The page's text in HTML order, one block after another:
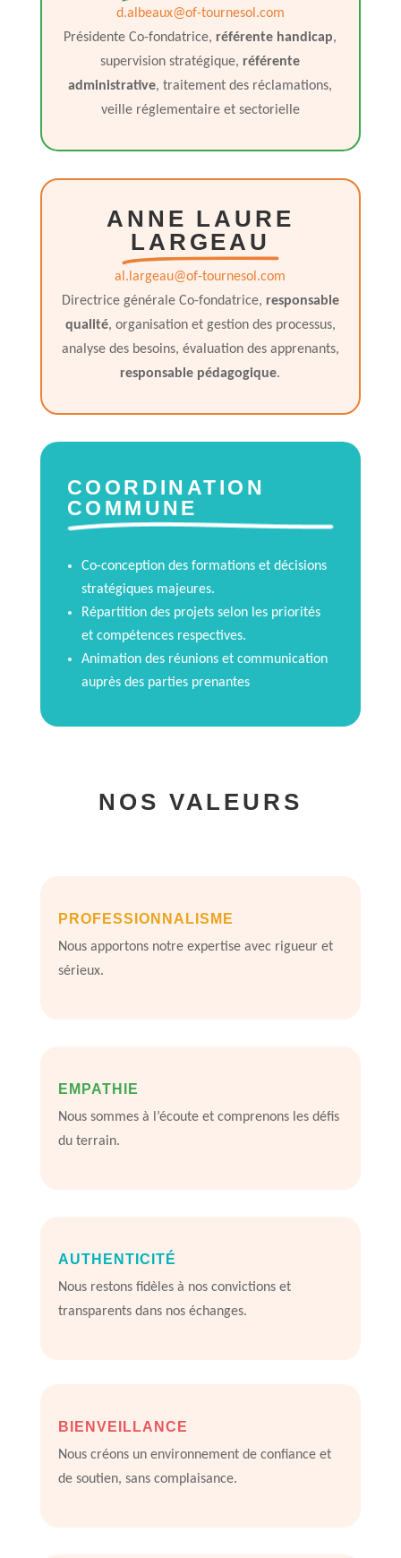
d.albeaux@of-tournesol.com
Présidente Co-fondatrice, référente handicap,
supervision stratégique, référente
administrative, traitement des réclamations,
veille réglementaire et sectorielle
ANNE LAURE
LARGEAU
al.largeau@of-tournesol.com
Directrice générale Co-fondatrice, responsable
qualité, organisation et gestion des processus,
analyse des besoins, évaluation des apprenants,
responsable pédagogique.
COORDINATION
COMMUNE
Co-conception des formationset décisions
stratégiques majeures.
Répartition des projets selon les priorités
et compétences respectives.
Animation des réunions et communication
auprès des parties prenantes
NOS VALEURS
PROFESSIONNALISME
Nous apportons notre expertise avec rigueur et
sérieux.
EMPATHIE
Nous sommes à l’écoute et comprenons les défis
du terrain.
AUTHENTICITÉ
Nous restons fidèles à nos convictions et
transparents dans nos échanges.
BIENVEILLANCE
Nous créons un environnement de confiance et
de soutien, sans complaisance.